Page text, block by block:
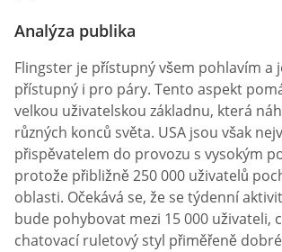
Analýza publika
Flingster je přístupný všem pohlavím a
přístupný i pro páry. Tento aspekt
velkou uživatelskou základnu, která
různých konců světa. USA jsou však
přispěvatelem do provozu s vysokým
protože přibližně 250 000 uživatelů
oblasti. Očekává se, že se týdenní
bude pohybovat mezi 15 000 uživateli,
chatovací ruletový styl přiměřeně